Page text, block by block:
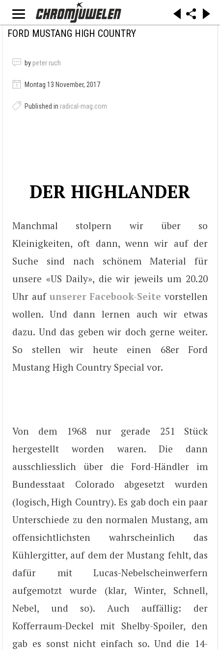
FORD MUSTANG HIGH COUNTRY
by peter ruch
Montag 13 November, 2017
Published in radical-mag.com
DER HIGHLANDER
Manchmal stolpern wir über so
Kleinigkeiten, oft dann, wenn wir auf der
Suche sind nach schönem Material für
unsere «US Daily», die wir jeweils um 20.20
Uhr auf unserer Facebook-Seite vorstellen
wollen. Und dann lernen auch wir etwas
dazu. Und das geben wir doch gerne weiter.
So stellen wir heute einen 68er Ford
Mustang High Country Special vor.
Von dem 1968 nur gerade 251 Stück
hergestellt worden waren. Die dann
ausschliesslich über die Ford-Händler im
Bundesstaat Colorado abgesetzt wurden
(logisch, High Country). Es gab doch ein paar
Unterschiede zu den normalen Mustang, am
offensichtlichsten wahrscheinlich das
Kühlergitter, auf dem der Mustang fehlt, das
dafür mit Lucas-Nebelscheinwerfern
aufgemotzt wurde (klar, Winter, Schnell,
Nebel, und so). Auch auffällig: der
Kofferraum-Deckel mit Shelby-Spoiler, den
gab es sonst nicht einfach so. Und die 14-